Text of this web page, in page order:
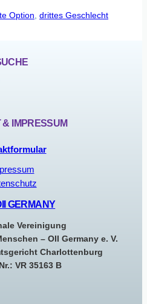
Option drittes Geschlecht
& IMPRESSUM
GERMANY
Vereinigung
– OII Germany e. V.
Charlottenburg
VR 35163 B